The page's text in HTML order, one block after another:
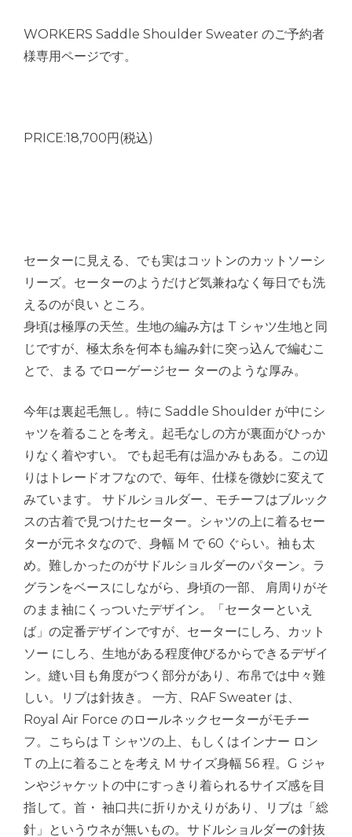
WORKERS Saddle Shoulder Sweater のご予約者
様専用ページです。
PRICE:18,700円(税込)
セーターに見える、でも実はコットンのカットソーシ
リーズ。セーターのようだけど気兼ねなく毎日でも洗
えるのが良い ところ。
身頃は極厚の天竺。生地の編み方は T シャツ生地と同
じですが、極太糸を何本も編み針に突っ込んで編むこ
とで、まる でローゲージセー ターのような厚み。
今年は裏起毛無し。特に Saddle Shoulder が中にシ
ャツを着ることを考え。起毛なしの方が裏面がひっか
りなく着やすい。 でも起毛有は温かみもある。この辺
りはトレードオフなので、毎年、仕様を微妙に変えて
みています。 サドルショルダー、モチーフはブルック
スの古着で見つけたセーター。シャツの上に着るセー
ターが元ネタなので、身幅 M で 60 ぐらい。袖も太
め。難しかったのがサドルショルダーのパターン。ラ
グランをベースにしながら、身頃の一部、 肩周りがそ
のまま袖にくっついたデザイン。「セーターといえ
ば」の定番デザインですが、セーターにしろ、カット
ソー にしろ、生地がある程度伸びるからできるデザイ
ン。縫い目も角度がつく部分があり、布帛では中々難
しい。リブは針抜き。 一方、RAF Sweater は、
Royal Air Force のロールネックセーターがモチー
フ。こちらは T シャツの上、もしくはインナー ロン
T の上に着ることを考え M サイズ身幅 56 程。G ジャ
ンやジャケットの中にすっきり着られるサイズ感を目
指して。首・ 袖口共に折りかえりがあり、リブは「総
針」というウネが無いもの。サドルショルダーの針抜